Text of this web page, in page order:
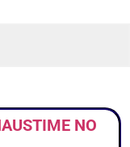
NO